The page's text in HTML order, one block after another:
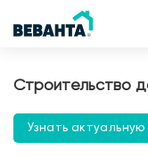
Строительство
Узнать актуальную